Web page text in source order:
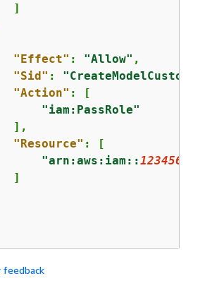
]
"Effect" : "Allow" ,
"Sid" :
"Action" : [
"iam:PassRole"
],
"Resource" : [
"arn:aws:iam::
]
feedback